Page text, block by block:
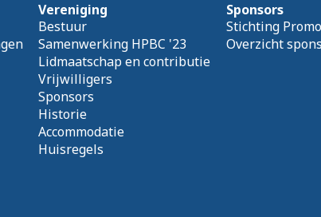
Vereniging
Bestuur
Samenwerking HPBC '23
Lidmaatschap en contributie
Vrijwilligers
Sponsors
Historie
Accommodatie
Huisregels
Sponsors
Stichting
Overzicht